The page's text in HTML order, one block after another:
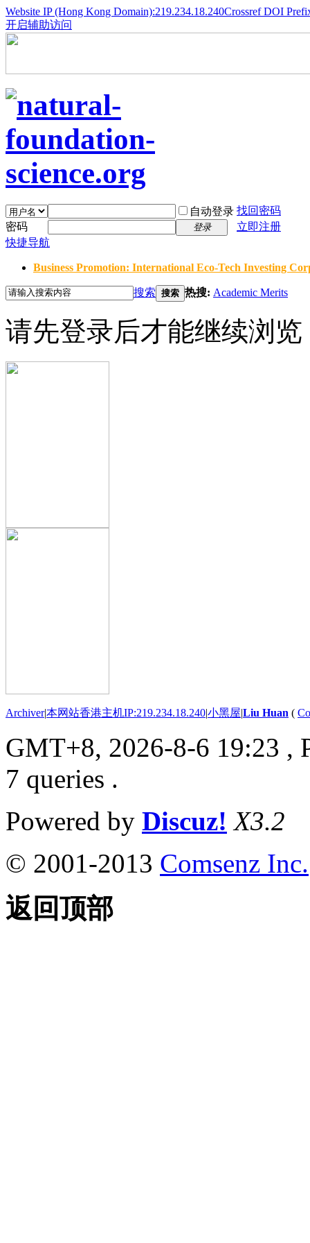
Website IP (Hong Kong Domain):219.234.18.240Crossref DOI
开启辅助访问
自动登录 找回密码
密码
登录
立即注册
快捷导航
Business Promotion: International Eco-Tech Investing
搜索 搜索 热搜: Academic Merits
请先登录后才能继续浏览
Archiver|本网站香港主机IP:219.234.18.240|小黑屋|Liu Huan (
GMT+8, 2026-8-6 19:23 ,
7 queries .
Powered by Discuz! X3.2
© 2001-2013 Comsenz Inc.
返回顶部